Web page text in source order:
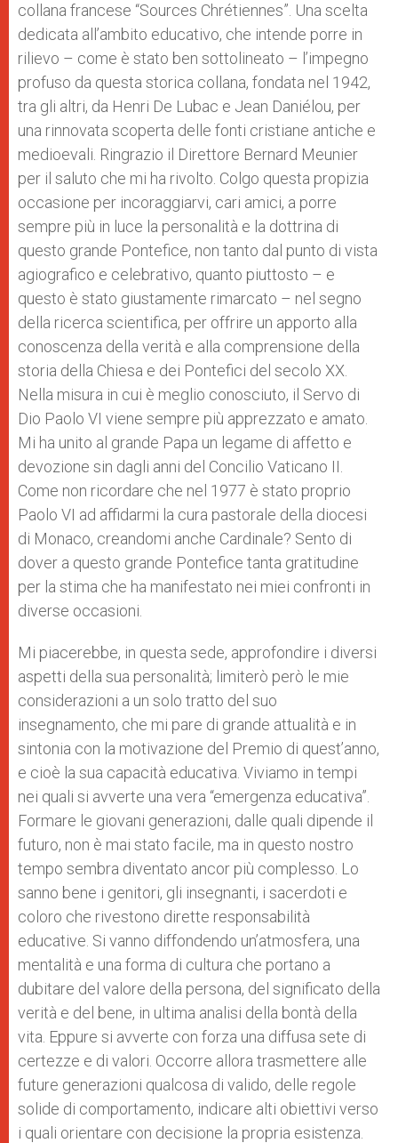
collana francese “Sources Chrétiennes”. Una scelta
dedicata all’ambito educativo, che intende porre in
rilievo – come è stato ben sottolineato – l’impegno
profuso da questa storica collana, fondata nel 1942,
tra gli altri, da Henri De Lubac e Jean Daniélou, per
una rinnovata scoperta delle fonti cristiane antiche e
medioevali. Ringrazio il Direttore Bernard Meunier
per il saluto che mi ha rivolto. Colgo questa propizia
occasione per incoraggiarvi, cari amici, a porre
sempre più in luce la personalità e la dottrina di
questo grande Pontefice, non tanto dal punto di vista
agiografico e celebrativo, quanto piuttosto – e
questo è stato giustamente rimarcato – nel segno
della ricerca scientifica, per offrire un apporto alla
conoscenza della verità e alla comprensione della
storia della Chiesa e dei Pontefici del secolo XX.
Nella misura in cui è meglio conosciuto, il Servo di
Dio Paolo VI viene sempre più apprezzato e amato.
Mi ha unito al grande Papa un legame di affetto e
devozione sin dagli anni del Concilio Vaticano II.
Come non ricordare che nel 1977 è stato proprio
Paolo VI ad affidarmi la cura pastorale della diocesi
di Monaco, creandomi anche Cardinale? Sento di
dover a questo grande Pontefice tanta gratitudine
per la stima che ha manifestato nei miei confronti in
diverse occasioni.
Mi piacerebbe, in questa sede, approfondire i diversi
aspetti della sua personalità; limiterò però le mie
considerazioni a un solo tratto del suo
insegnamento, che mi pare di grande attualità e in
sintonia con la motivazione del Premio di quest’anno,
e cioè la sua capacità educativa. Viviamo in tempi
nei quali si avverte una vera “emergenza educativa”.
Formare le giovani generazioni, dalle quali dipende il
futuro, non è mai stato facile, ma in questo nostro
tempo sembra diventato ancor più complesso. Lo
sanno bene i genitori, gli insegnanti, i sacerdoti e
coloro che rivestono dirette responsabilità
educative. Si vanno diffondendo un’atmosfera, una
mentalità e una forma di cultura che portano a
dubitare del valore della persona, del significato della
verità e del bene, in ultima analisi della bontà della
vita. Eppure si avverte con forza una diffusa sete di
certezze e di valori. Occorre allora trasmettere alle
future generazioni qualcosa di valido, delle regole
solide di comportamento, indicare alti obiettivi verso
i quali orientare con decisione la propria esistenza.